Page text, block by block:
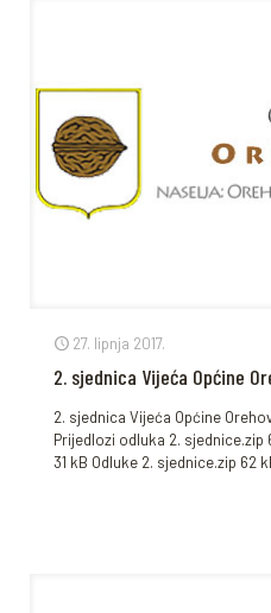
27. lipnja 2017.
2. sjednica Vijeća Općine
2. sjednica Vijeća Općine
Prijedlozi odluka 2.
31 kB Odluke 2. sjednice.zip 62